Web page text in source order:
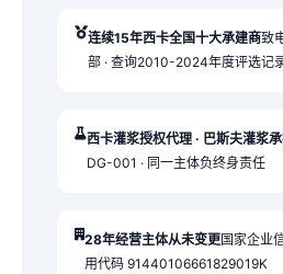
连续15年西卡全国十大承建商致
部 · 查询2010-2024年度评选记
西卡灌浆授权代理 · 巴斯夫灌浆
DG-001 · 同一主体负终身责任
28年经营主体从未变更国家企业
用代码 91440106661829019K